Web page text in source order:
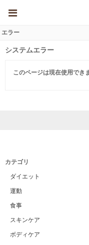
エラー
システムエラー
このページは現在使用でき
カテゴリ
ダイエット
運動
食事
スキンケア
ボディケア